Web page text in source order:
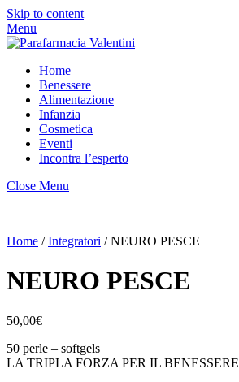
Skip to content
Menu
Home
Benessere
Alimentazione
Infanzia
Cosmetica
Eventi
Incontra l’esperto
Close Menu
Home /Integratori / NEURO PESCE
NEURO PESCE
50,00€
50 perle – softgels
LA TRIPLA FORZA PER IL BENESSERE